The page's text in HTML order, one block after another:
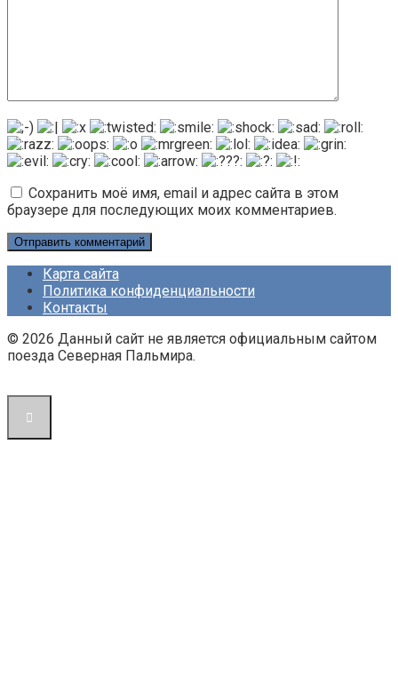
Сохранить моё имя, email и адрес сайта в этом
браузере для последующих моих комментариев.
Карта сайта
Политика конфиденциальности
Контакты
© 2026 Данный сайт не является официальным сайтом
поезда Северная Пальмира.